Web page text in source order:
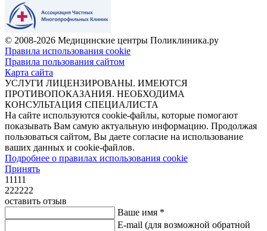
© 2008-2026 Медицинские центры Поликлиника.ру
Правила использования cookie
Правила пользования сайтом
Карта сайта
УСЛУГИ ЛИЦЕНЗИРОВАНЫ. ИМЕЮТСЯ
ПРОТИВОПОКАЗАНИЯ. НЕОБХОДИМА
КОНСУЛЬТАЦИЯ СПЕЦИАЛИСТА
На сайте используются cookie-файлы, которые помогают
показывать Вам самую актуальную информацию. Продолжая
пользоваться сайтом, Вы даете согласие на использование
ваших данных и cookie-файлов.
Подробнее о правилах использования cookie
Принять
11111
222222
оставить отзыв
Ваше имя *
E-mail (для возможной обратной